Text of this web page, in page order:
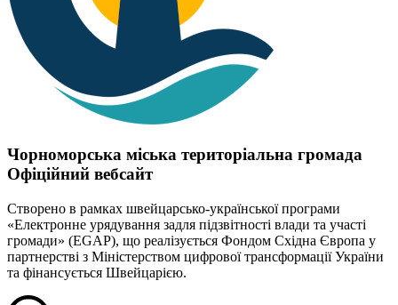
Чорноморська міська територіальна громада
Офіційний вебсайт
Створено в рамках швейцарсько-української програми
«Електронне урядування задля підзвітності влади та участі
громади» (EGAP), що реалізується Фондом Східна Європа у
партнерстві з Міністерством цифрової трансформації України
та фінансується Швейцарією.